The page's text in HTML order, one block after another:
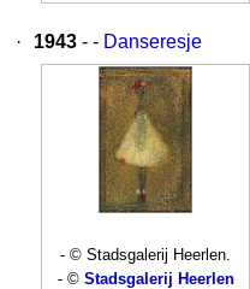
· 1943 - - Danseresje
- © Stadsgalerij Heerlen.
- © Stadsgalerij Heerlen